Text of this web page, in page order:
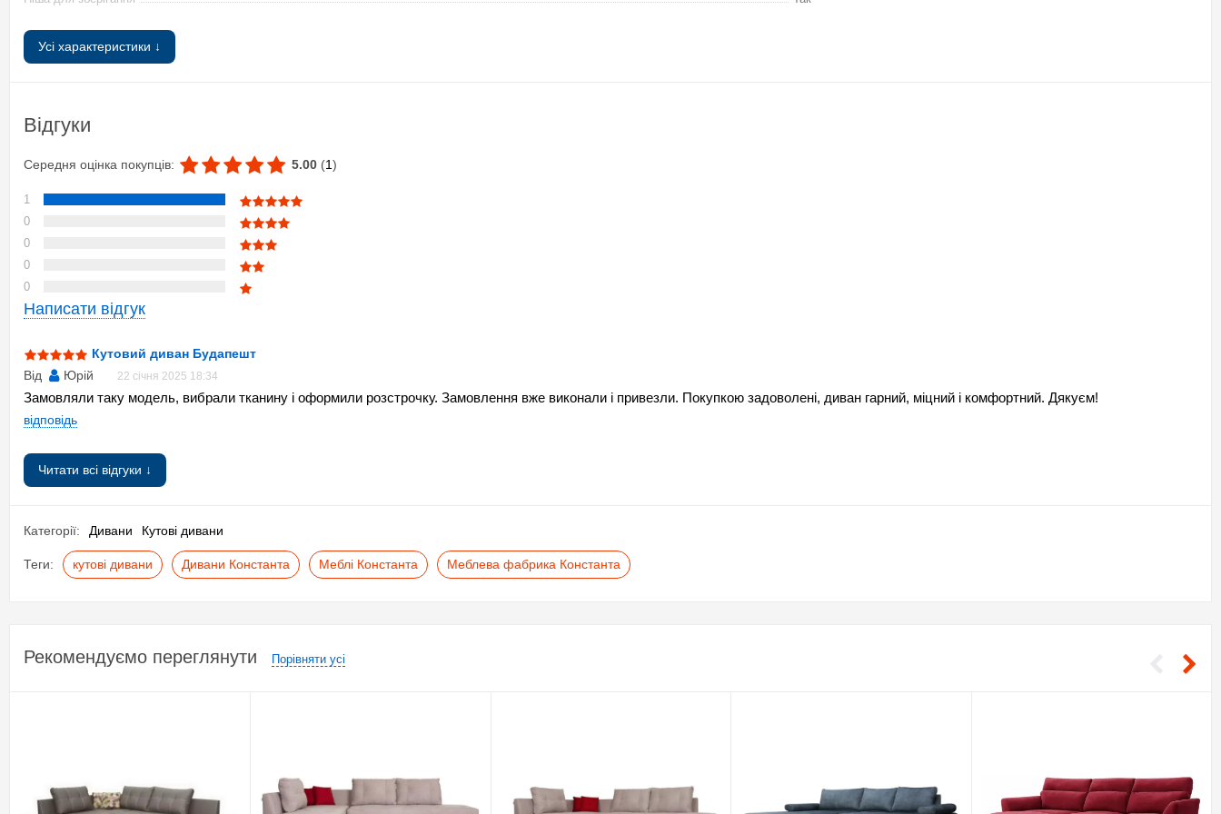
Матеріали та кольори
Матеріал обивки
Колір тканини
Матеріал корпусу
Підлокітники
Додаткові характеристики
Стан
Час виготовлення
Доставка:
Гарантійний термін використання
Мінімальний час обробки замовлення
Максимальний час обробки замовлення
2
Стать
Товар з категорії 18+
Виробник
Країна виробник
Тип покупки
Усі характеристики ↓
Відгуки
Середня оцінка покупців: 5.00 (1)
1
0
0
0
0
Написати відгук
Кутовий диван Будапешт
Від
Юрій 22 січня 2025 18:34
Замовляли таку модель, вибрали тканину і оформили розстрочку. Замовлення вже виконали і привезли. Покупкою задоволені, диван гарний, міцний і комфортний. Дякуєм!
відповідь
Читати всі відгуки ↓
Категорії: Дивани Кутові дивани
Теги: кутові дивани Дивани Константа Меблі Константа Меблева фабрика Константа
Рекомендуємо переглянути Порівняти усі